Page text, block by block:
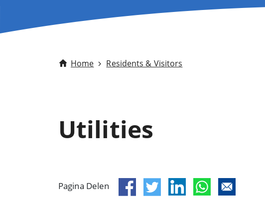
Home Residents & Visitors
Utilities
Pagina Delen